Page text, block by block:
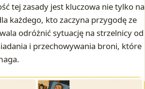
tej zasady jest kluczowa nie tylko na
każdego, kto zaczyna przygodę ze
odróżnić sytuację na strzelnicy od
i przechowywania broni, które